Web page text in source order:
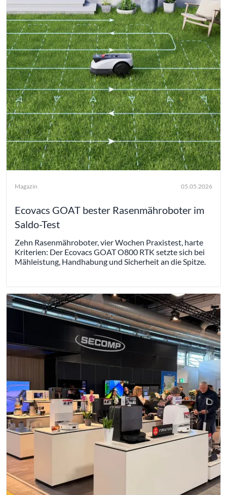
Magazin 05.05.2026
Ecovacs GOAT bester Rasenmähroboter im
Saldo-Test
Zehn Rasenmähroboter, vier Wochen Praxistest, harte
Kriterien: Der Ecovacs GOAT O800 RTK setzte sich bei
Mähleistung, Handhabung und Sicherheit an die Spitze.